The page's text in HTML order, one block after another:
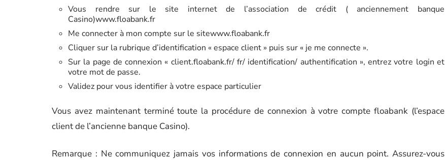
Vous rendre sur le site internet de l’association de crédit ( anciennement banque
Casino)www.floabank.fr
Me connecter à mon compte sur le sitewww.floabank.fr
Cliquer sur la rubrique d’identification « espace client » puis sur « je me connecte ».
Sur la page de connexion « client.floabank.fr/ fr/ identification/ authentification », entrez votre login et
votre mot de passe.
Validez pour vous identifier à votre espace particulier
Vous avez maintenant terminé toute la procédure de connexion à votre compte floabank (l’espace
client de l’ancienne banque Casino).
Remarque : Ne communiquez jamais vos informations de connexion en aucun point. Assurez-vous